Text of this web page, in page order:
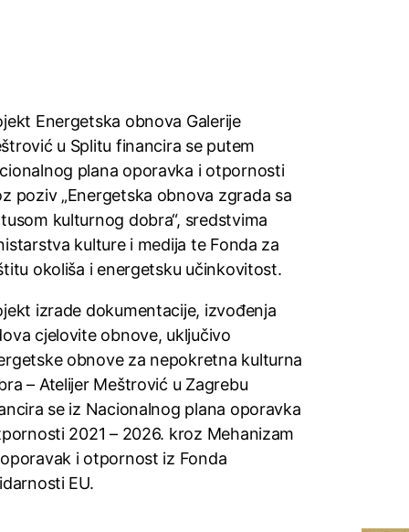
Energetska obnova Galerije
u Splitu financira se putem
plana oporavka i otpornosti
poziv „Energetska obnova zgrada sa
kulturnog dobra“, sredstvima
kulture i medija te Fonda za
okoliša i energetsku učinkovitost.
izrade dokumentacije, izvođenja
cjelovite obnove, uključivo
obnove za nepokretna kulturna
– Atelijer Meštrović u Zagrebu
se iz Nacionalnog plana oporavka
2021 – 2026. kroz Mehanizam
i otpornost iz Fonda
EU.